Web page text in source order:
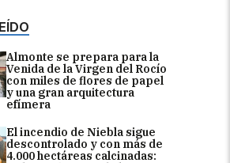
Almonte se prepara para la
Venida de la Virgen del Rocío
con miles de flores de papel
y una gran arquitectura
efímera
El incendio de Niebla sigue
descontrolado y con más de
4.000 hectáreas calcinadas: